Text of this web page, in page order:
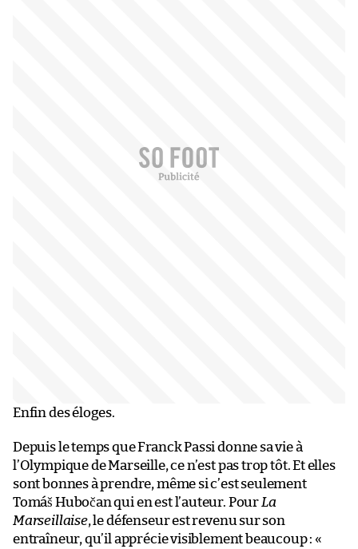
Enfin des éloges.
Depuis le temps que Franck Passi donne sa vie à
l’Olympique de Marseille, ce n’est pas trop tôt. Et elles
sont bonnes à prendre, même si c’est seulement
Tomáš Hubočan qui en est l’auteur. Pour La
Marseillaise, le défenseur est revenu sur son
entraîneur, qu’il apprécie visiblement beaucoup : «